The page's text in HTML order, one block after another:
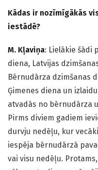
Kādas ir nozīmīgākās
iestādē?
M. Kļaviņa: Lielākie šādi
diena, Latvijas
Bērnudārza dzimšanas
Ģimenes diena un
atvadās no bērnudārza
Pirms diviem gadiem
durvju nedēļu, kur
iespēja bērnudārzā
vai visu nedēļu.